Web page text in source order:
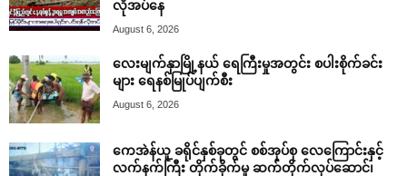
လိုအပ်နေ
August 6, 2026
လေးမျက်နှာမြို့နယ် ရေကြီးမှုအတွင်း စပါးစိုက်ခင်း
များ ရေနစ်မြုပ်ပျက်စီး
August 6, 2026
ကေအဲန်ယူ ခရိုင်နှစ်ခုတွင် စစ်အုပ်စု လေကြောင်းနှင့်
လက်နက်ကြီး တိုက်ခိုက်မှု ဆက်တိုက်လုပ်ဆောင်၊